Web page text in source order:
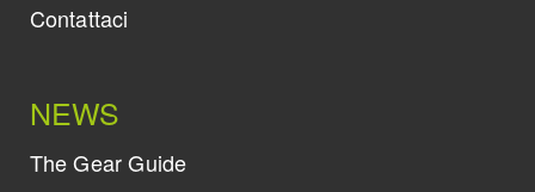
Contattaci
NEWS
The Gear Guide